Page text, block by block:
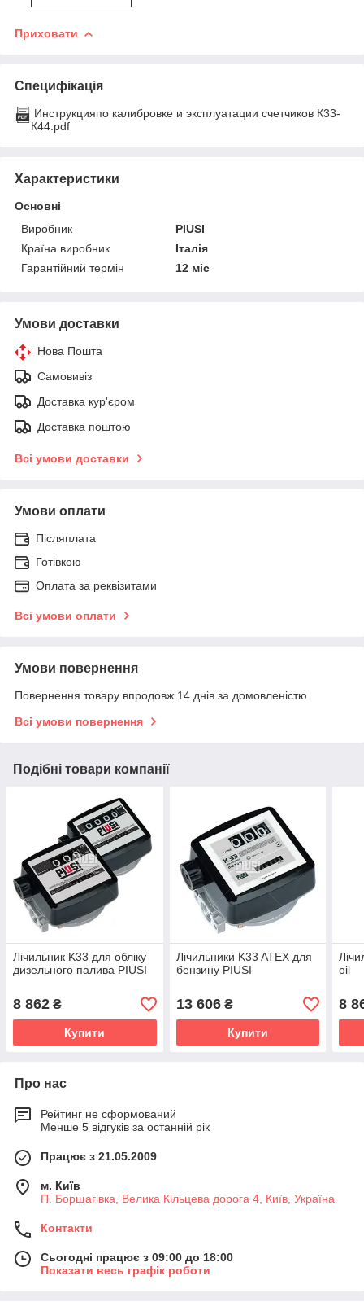
Приховати
Специфікація
Инструкцияпо калибровке и эксплуатации счетчиков К33-
К44.pdf
Характеристики
Основні
Виробник
PIUSI
Країна виробник
Італія
Гарантійний термін
12 міс
Умови доставки
Нова Пошта
Самовивіз
Доставка кур'єром
Доставка поштою
Всі умови доставки
Умови оплати
Післяплата
Готівкою
Оплата за реквізитами
Всі умови оплати
Умови повернення
Повернення товару впродовж 14 днів за домовленістю
Всі умови повернення
Подібні товари компанії
Лічильник K33 для обліку
дизельного палива PIUSI
8 862 ₴
Купити
Лічильники K33 ATEX для
бензину PIUSI
13 606₴
Купити
oil
8
Про нас
Рейтинг не сформований
Менше 5 відгуків за останній рік
Працює з 21.05.2009
м. Київ
П. Борщагівка, Велика Кільцева дорога 4, Київ, Україна
Контакти
Сьогодні працює з 09:00 до 18:00
Показати весь графік роботи